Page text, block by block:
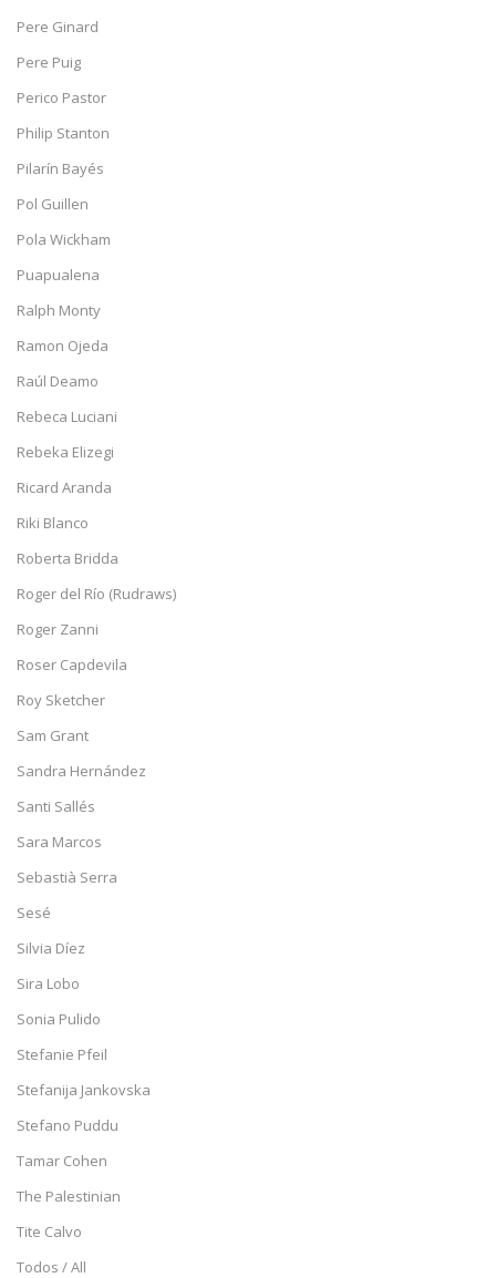
Pere Ginard
Pere Puig
Perico Pastor
Philip Stanton
Pilarín Bayés
Pol Guillen
Pola Wickham
Puapualena
Ralph Monty
Ramon Ojeda
Raúl Deamo
Rebeca Luciani
Rebeka Elizegi
Ricard Aranda
Riki Blanco
Roberta Bridda
Roger del Río (Rudraws)
Roger Zanni
Roser Capdevila
Roy Sketcher
Sam Grant
Sandra Hernández
Santi Sallés
Sara Marcos
Sebastià Serra
Sesé
Silvia Díez
Sira Lobo
Sonia Pulido
Stefanie Pfeil
Stefanija Jankovska
Stefano Puddu
Tamar Cohen
The Palestinian
Tite Calvo
Todos / All